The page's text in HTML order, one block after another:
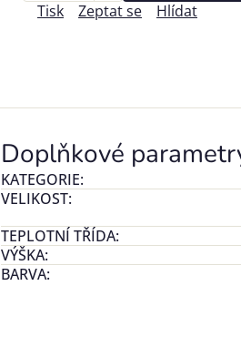
Tisk Zeptat se Hlídat
Doplňkové
KATEGORIE:
VELIKOST:
TEPLOTNÍ TŘÍDA:
VÝŠKA:
BARVA: